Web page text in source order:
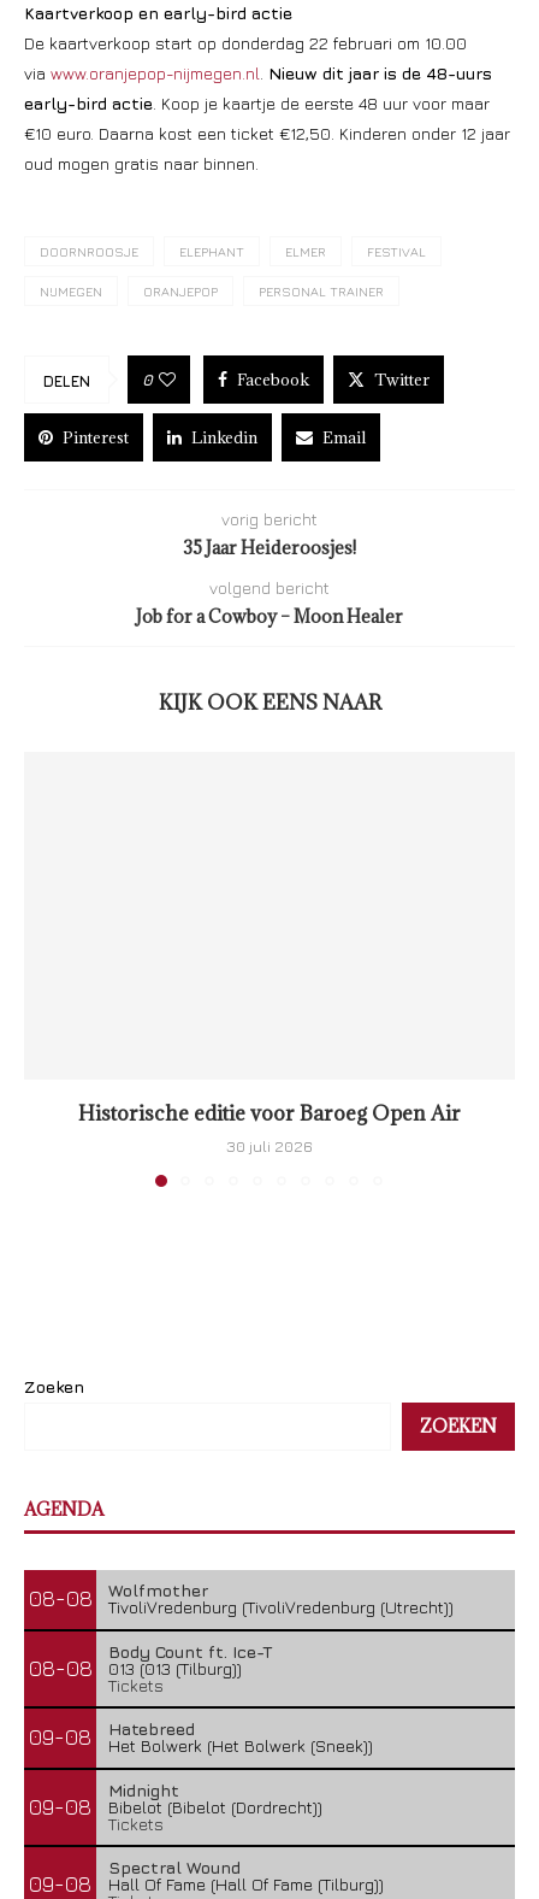
Kaartverkoop en early-bird actie
De kaartverkoop start op donderdag 22 februari om 10.00
via www.oranjepop-nijmegen.nl Nieuw dit jaar is de 48-uurs
early-bird actie . Koop je kaartje de eerste 48 uur voor maar
€10 euro. Daarna kost een ticket €12,50. Kinderen onder 12 jaar
oud mogen gratis naar binnen.
DOORNROOSJE ELEPHANT ELMER FESTIVAL
NIJMEGEN ORANJEPOP PERSONAL TRAINER
DELEN 0 Facebook Twitter
Pinterest Linkedin Email
vorig bericht
35 Jaar Heideroosjes!
volgend bericht
Job for a Cowboy – Moon Healer
KIJK OOK EENS NAAR
Historische editie voor Baroeg Open Air
30 juli 2026
Zoeken
ZOEKEN
AGENDA
08-08
Wolfmother
TivoliVredenburg (TivoliVredenburg (Utrecht))
08-08
Body Count ft. Ice-T
013 (013 (Tilburg))
Tickets
09-08
Hatebreed
Het Bolwerk (Het Bolwerk (Sneek))
09-08
Midnight
Bibelot (Bibelot (Dordrecht))
Tickets
09-08
Spectral Wound
Hall Of Fame (Hall Of Fame (Tilburg))